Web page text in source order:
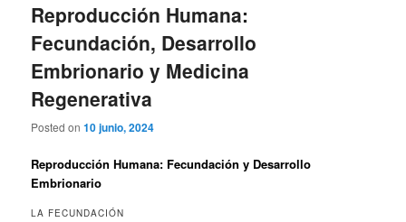
Reproducción Humana:
Fecundación, Desarrollo
Embrionario y Medicina
Regenerativa
Posted on10 junio, 2024
Reproducción Humana: Fecundación y Desarrollo
Embrionario
LA FECUNDACIÓN